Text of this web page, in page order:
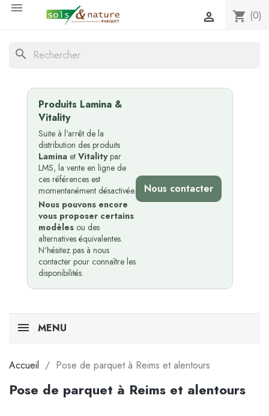

shopping_cart (0)

search
Produits Lamina &
Vitality
Suite à l'arrêt de la
distribution des produits
Lamina et Vitalitypar
LMS, la vente en ligne de
ces références est
momentanément désactivée.
Nous pouvons encore
vous proposer certains
modèles ou des
alternatives équivalentes.
N'hésitez pas à nous
contacter pour connaître les
disponibilités.
Nous contacter
MENU
Accueil Pose de parquet à Reims et alentours
Pose de parquet à Reims et alentours